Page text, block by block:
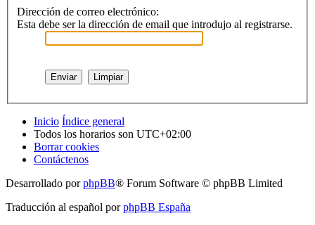
Dirección de correo electrónico:
Esta debe ser la dirección de email que introdujo al registrarse.
Inicio Índice general
Todos los horarios son UTC+02:00
Borrar cookies
Contáctenos
Desarrollado porphpBB® Forum Software © phpBB Limited
Traducción al español porphpBB España